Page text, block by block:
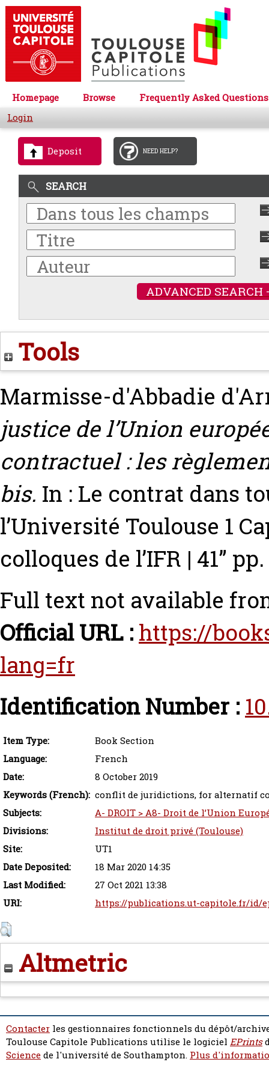
Homepage Browse
Frequently Asked Questions
Login
Deposit NEED HELP?
SEARCH
ADVANCED SEARCH
Tools
Marmisse-d'Abbadie
justice de l’Union
contractuel : les
bis. In : Le contrat dans
l’Université Toulouse 1
colloques de l’IFR | 41”
Full text not available
Official URL : https://
lang=fr
Identification Number :
Item Type:
Book Section
Language:
French
Date:
8 October 2019
Keywords (French): conflit de juridictions, for alternatif
Subjects:
A- DROIT > A8- Droit de l’Union
Divisions:
Institut de droit privé (Toulouse)
Site:
UT1
Date Deposited:
18 Mar 2020 14:35
Last Modified:
27 Oct 2021 13:38
URI:
https://publications.ut-capitole.fr/id/
Altmetric
Contacter les gestionnaires fonctionnels du dépôt/
Toulouse Capitole Publications utilise le logiciel EPrints
Sciencede l'université de Southampton. Plus